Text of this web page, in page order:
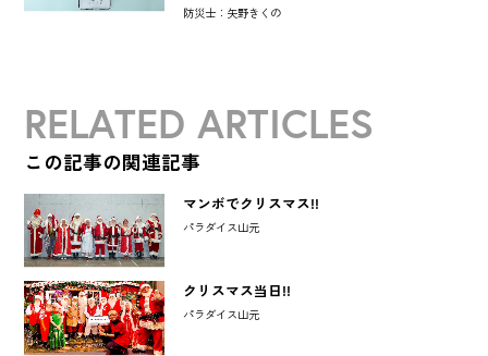
防災士：矢野きくの
RELATED ARTICLES
この記事の関連記事
マンボでクリスマス!!
パラダイス山元
クリスマス当日!!
パラダイス山元